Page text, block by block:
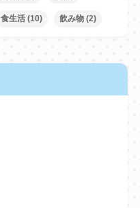
食生活(10) 飲み物(2)